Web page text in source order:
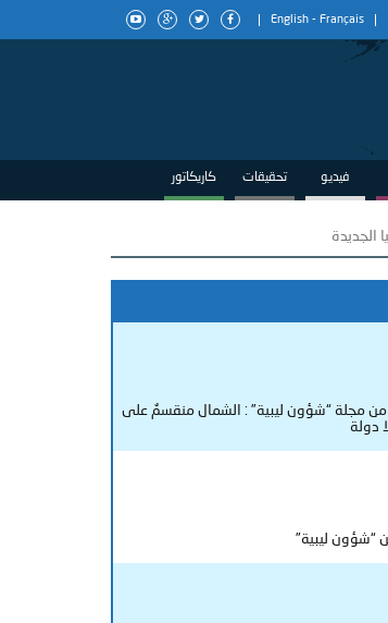
English - Français
فيديو تحقيقات كاريكاتور
من مجلة “شؤون ليبية” : الشمال منقسمٌ على
دولة